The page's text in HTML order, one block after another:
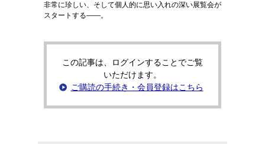
非常に珍しい、そして個人的に思い入れの深い展覧会が
スタートする――。
この記事は、ログインすることでご覧
いただけます。
ご購読の手続き・会員登録はこちら